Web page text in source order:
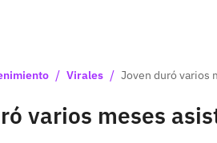
/ Virales / Joven duró varios
varios meses